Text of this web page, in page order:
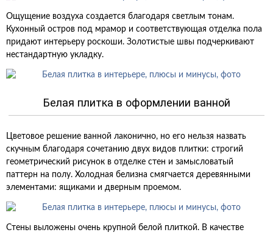
Ощущение воздуха создается благодаря светлым тонам.
Кухонный остров под мрамор и соответствующая отделка пола
придают интерьеру роскоши. Золотистые швы подчеркивают
нестандартную укладку.
Белая плитка в оформлении ванной
Цветовое решение ванной лаконично, но его нельзя назвать
скучным благодаря сочетанию двух видов плитки: строгий
геометрический рисунок в отделке стен и замысловатый
паттерн на полу. Холодная белизна смягчается деревянными
элементами: ящиками и дверным проемом.
Стены выложены очень крупной белой плиткой. В качестве